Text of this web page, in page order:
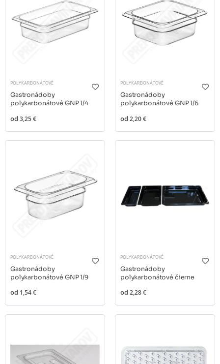
POLYKARBONÁTOVÉ
Gastronádoby
polykarbonátové GNP 1/4
od 3,25 €
POLYKARBONÁTOVÉ
Gastronádoby
polykarbonátové GNP 1/6
od 2,20 €
POLYKARBONÁTOVÉ
Gastronádoby
polykarbonátové GNP 1/9
od 1,54 €
POLYKARBONÁTOVÉ
Gastronádoby
polykarbonátové čierne
od 2,28 €